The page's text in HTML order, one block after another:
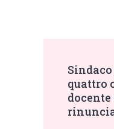
Post
quattro